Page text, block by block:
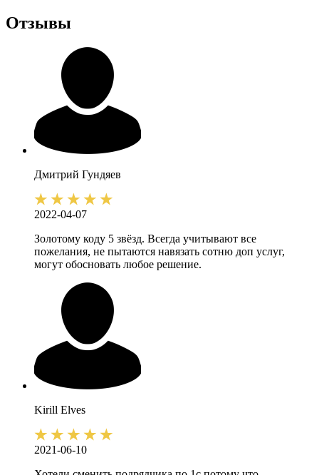
Отзывы
Дмитрий Гундяев
2022-04-07
Золотому коду 5 звёзд. Всегда учитывают все
пожелания, не пытаются навязать сотню доп услуг,
могут обосновать любое решение.
Kirill Elves
2021-06-10